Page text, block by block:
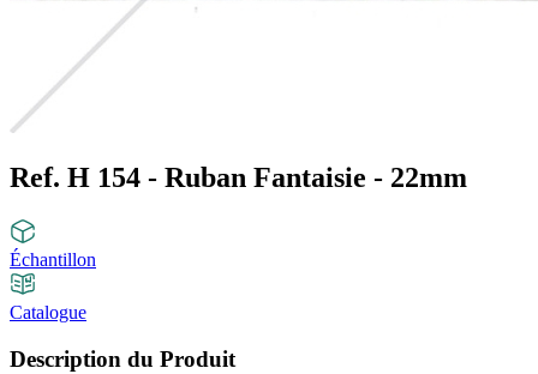
Ref. H 154 - Ruban Fantaisie - 22mm
Échantillon
Catalogue
Description du Produit